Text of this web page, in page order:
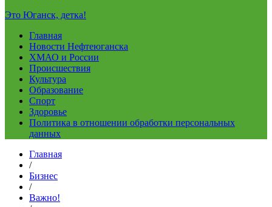
Это Юганск, детка!
Главная
Новости Нефтеюганска
ХМАО и России
Происшествия
Культура
Образование
Спорт
Здоровье
Политика в отношении обработки персональных
данных
Главная
/
Бизнес
/
Важно!